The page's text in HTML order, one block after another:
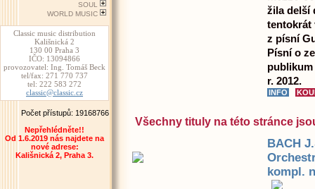
SOUL
WORLD MUSIC
Classic music distribution
Kališnická 2
130 00 Praha 3
IČO: 13094866
provozovatel: Ing. Tomáš Beck
tel/fax: 271 770 737
tel: 222 583 272
classic@classic.cz
Počet přístupů: 19168766
Nepřehlédněte!!
Od 1.6.2019 nás najdete na
nové adrese:
Kališnická 2, Praha 3.
žila delší
tentokrát
z písní
Písní o
publikum
r. 2012.
Všechny tituly na této stránce
BACH
kompl.